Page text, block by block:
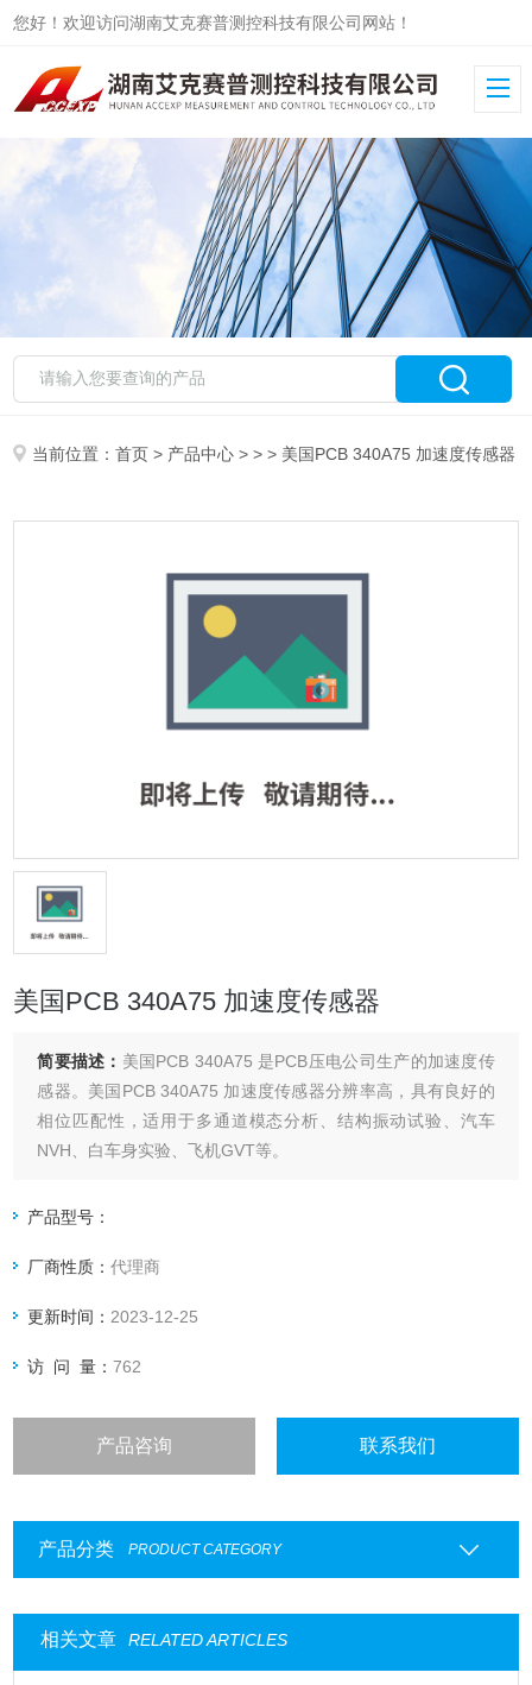
您好！欢迎访问湖南艾克赛普测控科技有限公司网站！
当前位置：首页 > 产品中心 > > > 美国PCB 340A75 加速度传感器
美国PCB 340A75 加速度传感器
简要描述： 美国PCB 340A75 是PCB压电公司生产的加速度传
感器。美国PCB 340A75 加速度传感器分辨率高，具有良好的
相位匹配性，适用于多通道模态分析、结构振动试验、汽车
NVH、白车身实验、飞机GVT等。
产品型号：
厂商性质：代理商
更新时间： 2023-12-25
访 问 量：762
产品咨询 联系我们
产品分类 PRODUCT CATEGORY
相关文章 RELATED ARTICLES